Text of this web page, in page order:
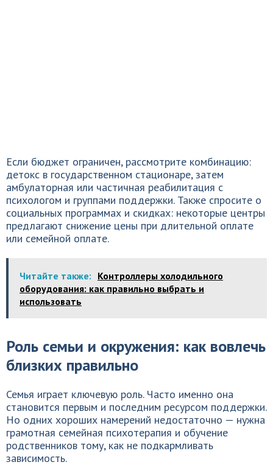
Если бюджет ограничен, рассмотрите комбинацию:
детокс в государственном стационаре, затем
амбулаторная или частичная реабилитация с
психологом и группами поддержки. Также спросите о
социальных программах и скидках: некоторые центры
предлагают снижение цены при длительной оплате
или семейной оплате.
Читайте также: Контроллеры холодильного
оборудования: как правильно выбрать и
использовать
Роль семьи и окружения: как вовлечь
близких правильно
Семья играет ключевую роль. Часто именно она
становится первым и последним ресурсом поддержки.
Но одних хороших намерений недостаточно — нужна
грамотная семейная психотерапия и обучение
родственников тому, как не подкармливать
зависимость.